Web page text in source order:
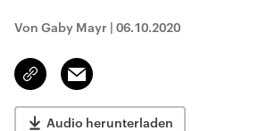
Von Gaby Mayr | 06.10.2020
Link
kopieren/teilen
Email
Audio herunterladen